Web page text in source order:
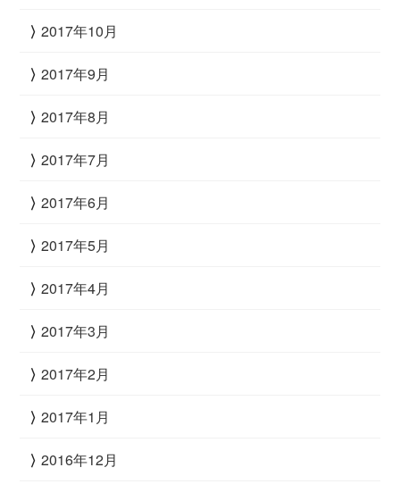
2017年10月
2017年9月
2017年8月
2017年7月
2017年6月
2017年5月
2017年4月
2017年3月
2017年2月
2017年1月
2016年12月